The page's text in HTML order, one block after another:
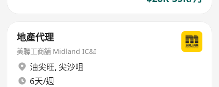
地產代理
美聯工商舖 Midland IC&I
油尖旺, 尖沙咀
6天/週